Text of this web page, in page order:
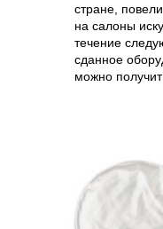
стране,
на салоны
течение
сданное
можно